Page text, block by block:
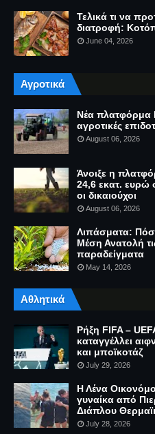
Τελικά τι να
διατροφή:
June 04, 2026
Αγροτικά
Νέα πλατφόρμα
αγροτικές
August 06, 2026
Άνοιξε η
24,6 εκατ. ευρώ
οι δικαιούχοι
August 06, 2026
Λιπάσματα:
Μέση Ανατολή
παραδείγματα
May 14, 2026
Αθλητικά
Ρήξη FIFA –
καταγγέλλει
και μποϊκοτάζ
July 29, 2026
Η Λένα
γυναίκα από
Διάπλου
July 28, 2026